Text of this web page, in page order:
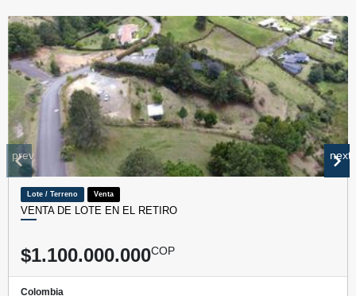
Lote / Terreno Venta
VENTA DE LOTE EN EL RETIRO
$1.100.000.000COP
Colombia
prev next